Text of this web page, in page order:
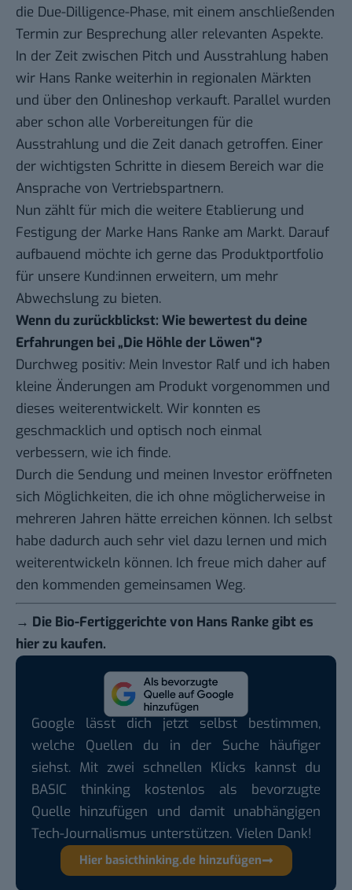
die Due-Dilligence-Phase, mit einem anschließenden
Termin zur Besprechung aller relevanten Aspekte.
In der Zeit zwischen Pitch und Ausstrahlung haben
wir Hans Ranke weiterhin in regionalen Märkten
und über den Onlineshop verkauft. Parallel wurden
aber schon alle Vorbereitungen für die
Ausstrahlung und die Zeit danach getroffen. Einer
der wichtigsten Schritte in diesem Bereich war die
Ansprache von Vertriebspartnern.
Nun zählt für mich die weitere Etablierung und
Festigung der Marke Hans Ranke am Markt. Darauf
aufbauend möchte ich gerne das Produktportfolio
für unsere Kund:innen erweitern, um mehr
Abwechslung zu bieten.
Wenn du zurückblickst: Wie bewertest du deine
Erfahrungen bei „Die Höhle der Löwen“?
Durchweg positiv: Mein Investor Ralf und ich haben
kleine Änderungen am Produkt vorgenommen und
dieses weiterentwickelt. Wir konnten es
geschmacklich und optisch noch einmal
verbessern, wie ich finde.
Durch die Sendung und meinen Investor eröffneten
sich Möglichkeiten, die ich ohne möglicherweise in
mehreren Jahren hätte erreichen können. Ich selbst
habe dadurch auch sehr viel dazu lernen und mich
weiterentwickeln können. Ich freue mich daher auf
den kommenden gemeinsamen Weg.
→ Die Bio-Fertiggerichte von Hans Ranke gibt es
hierzu kaufen.
Google lässt dich jetzt selbst bestimmen,
welche Quellen du in der Suche häufiger
siehst. Mit zwei schnellen Klicks kannst du
BASIC thinking kostenlos als bevorzugte
Quelle hinzufügen und damit unabhängigen
Tech-Journalismus unterstützen. Vielen Dank!
Hier basicthinking.de hinzufügen